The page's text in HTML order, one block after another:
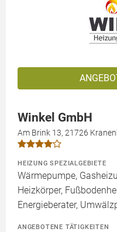
Winkel GmbH
Am Brink 13, 21726
HEIZUNG SPEZIALGEBIETE
Wärmepumpe,
Heizkörper,
Energieberater,
ANGEBOTENE TÄTIGKEITEN